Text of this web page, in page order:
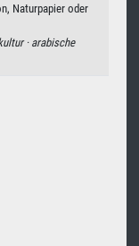
Naturpapier oder
· arabische